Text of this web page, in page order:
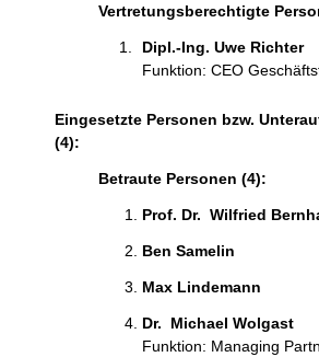
t
a
Vertretungsberechtigte
Dipl.-Ing. Uwe Richter
Funktion: CEO
Eingesetzte Personen bzw.
(4):
Betraute Personen (4):
Prof. Dr.  Wilfried
Ben Samelin
Max Lindemann
Dr.  Michael Wolgast
Funktion: Managing